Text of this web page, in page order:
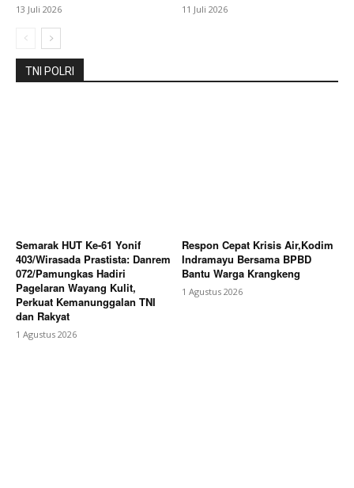
13 Juli 2026 11 Juli 2026
TNI POLRI
Semarak HUT Ke-61 Yonif
403/Wirasada Prastista: Danrem
072/Pamungkas Hadiri
Pagelaran Wayang Kulit,
Perkuat Kemanunggalan TNI
dan Rakyat
1 Agustus 2026
Respon Cepat Krisis Air,Kodim
Indramayu Bersama BPBD
Bantu Warga Krangkeng
1 Agustus 2026